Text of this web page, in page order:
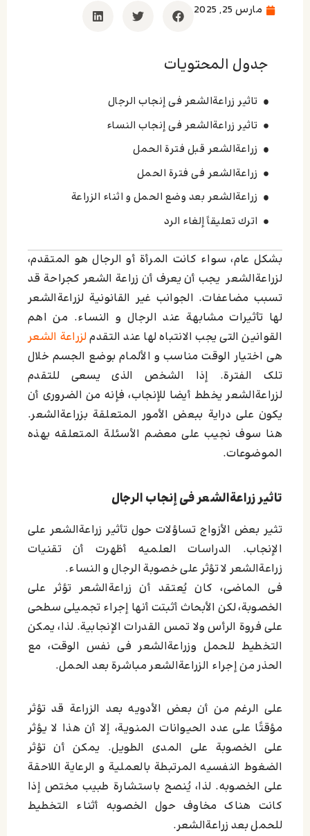
مارس 25, 2025
جدول المحتويات
تاثیر زراعة‌الشعر فی إنجاب الرجال
تاثیر زراعة‌الشعر فی إنجاب النساء
زراعةالشعر قبل فترة الحمل
زراعةالشعر فی فترة الحمل
زراعةالشعر بعد وضع الحمل و اثناء الزراعة
اترك تعليقاً إلغاء الرد
بشکل عام، سواء کانت المرأة أو الرجال هو المتقدم،
لزراعةالشعر یجب أن يعرف أن زراعة الشعر کجراحة قد
تسبب مضاعفات. الجوانب غیر القانونیة لزراعةالشعر
لها تأثیرات مشابهة عند الرجال و النساء. من اهم
القوانین التی یجب الانتباه لها عند التقدملزراعة الشعر
هی اختیار الوقت مناسب و الألمام بوضع الجسم خلال
تلک الفترة. إذا الشخص الذی یسعی للتقدم
لزراعةالشعر یخطط أیضا للإنجاب، فإنه من الضروری أن
یکون علی درایة ببعض الأمور المتعلقة بزراعةالشعر.
هنا سوف نجیب علی معضم الأسئلة المتعلقه بهذه
الموضوعات.
تاثیر زراعة‌الشعر فی إنجاب الرجال
تثیر بعض الأزواج تساؤلات حول تأثیر زراعةالشعر علی
الإنجاب. الدراسات العلمیه أظهرت أن تقنیات
زراعةالشعر لا تؤثر علی خصوبة الرجال و النساء.
فی الماضی، کان یُعتقد أن زراعةالشعر تؤثر علی
الخصوبة، لکن الأبحاث أثبتت أنها إجراء تجمیلی سطحی
علی فروة الرأس ولا تمس القدرات الإنجابیة. لذا، یمکن
التخطیط للحمل وزراعةالشعر فی نفس الوقت، مع
الحذر من إجراء الزراعةالشعر مباشرة بعد الحمل.
علی الرغم من أن بعض الأدویه بعد الزراعة قد تؤثر
مؤقتًا علی عدد الحیوانات المنویة، إلا أن هذا لا یؤثر
علی الخصوبة علی المدی الطویل. یمکن أن تؤثر
الضغوط النفسیه المرتبطة بالعملیة و الرعایة اللاحقة
علی الخصوبه. لذا، یُنصح باستشارة طبیب مختص إذا
کانت هناک مخاوف حول الخصوبه أثناء التخطیط
للحمل بعد زراعةالشعر.